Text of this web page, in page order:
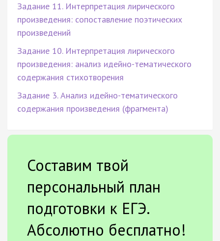
Задание 11. Интерпретация лирического
произведения: сопоставление поэтических
произведений
Задание 10. Интерпретация лирического
произведения: анализ идейно-тематического
содержания стихотворения
Задание 3. Анализ идейно-тематического
содержания произведения (фрагмента)
Составим твой
персональный план
подготовки к ЕГЭ.
Абсолютно бесплатно!